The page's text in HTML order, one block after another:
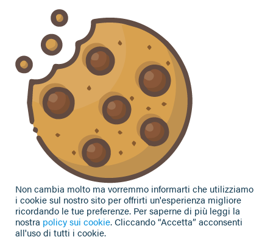
Vuoi contattarci per ricevere assistenza, lasciare un
commento o chiedere informazioni?
CONTATTACI
Seguici sui social
Privacy Policy|Cookie Policy
Non cambia molto ma vorremmo informarti che utilizziamo
i cookie sul nostro sito per offrirti un'esperienza migliore
ricordando le tue preferenze. Per saperne di più leggi la
nostra policy sui cookie. Cliccando “Accetta” acconsenti
all'uso di tutti i cookie.